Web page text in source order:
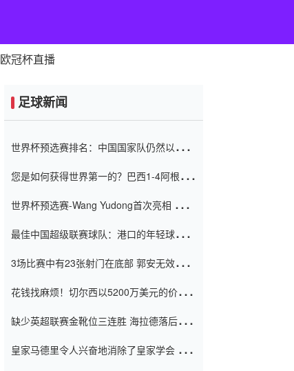
欧冠杯直播
足球新闻
世界杯预选赛排名：中国国家队仍然以6分
您是如何获得世界第一的？巴西1-4阿根
世界杯预选赛-Wang Yudong首次亮相 中国
最佳中国超级联赛球队：港口的年轻球员在
（Taishan）
3场比赛中有23张射门在底部 郭安无效传球
花钱找麻烦！切尔西以5200万美元的价格
窗口
缺少英超联赛金靴位三连胜 海拉德落后6球
皇家马德里令人兴奋地消除了皇家学会 安